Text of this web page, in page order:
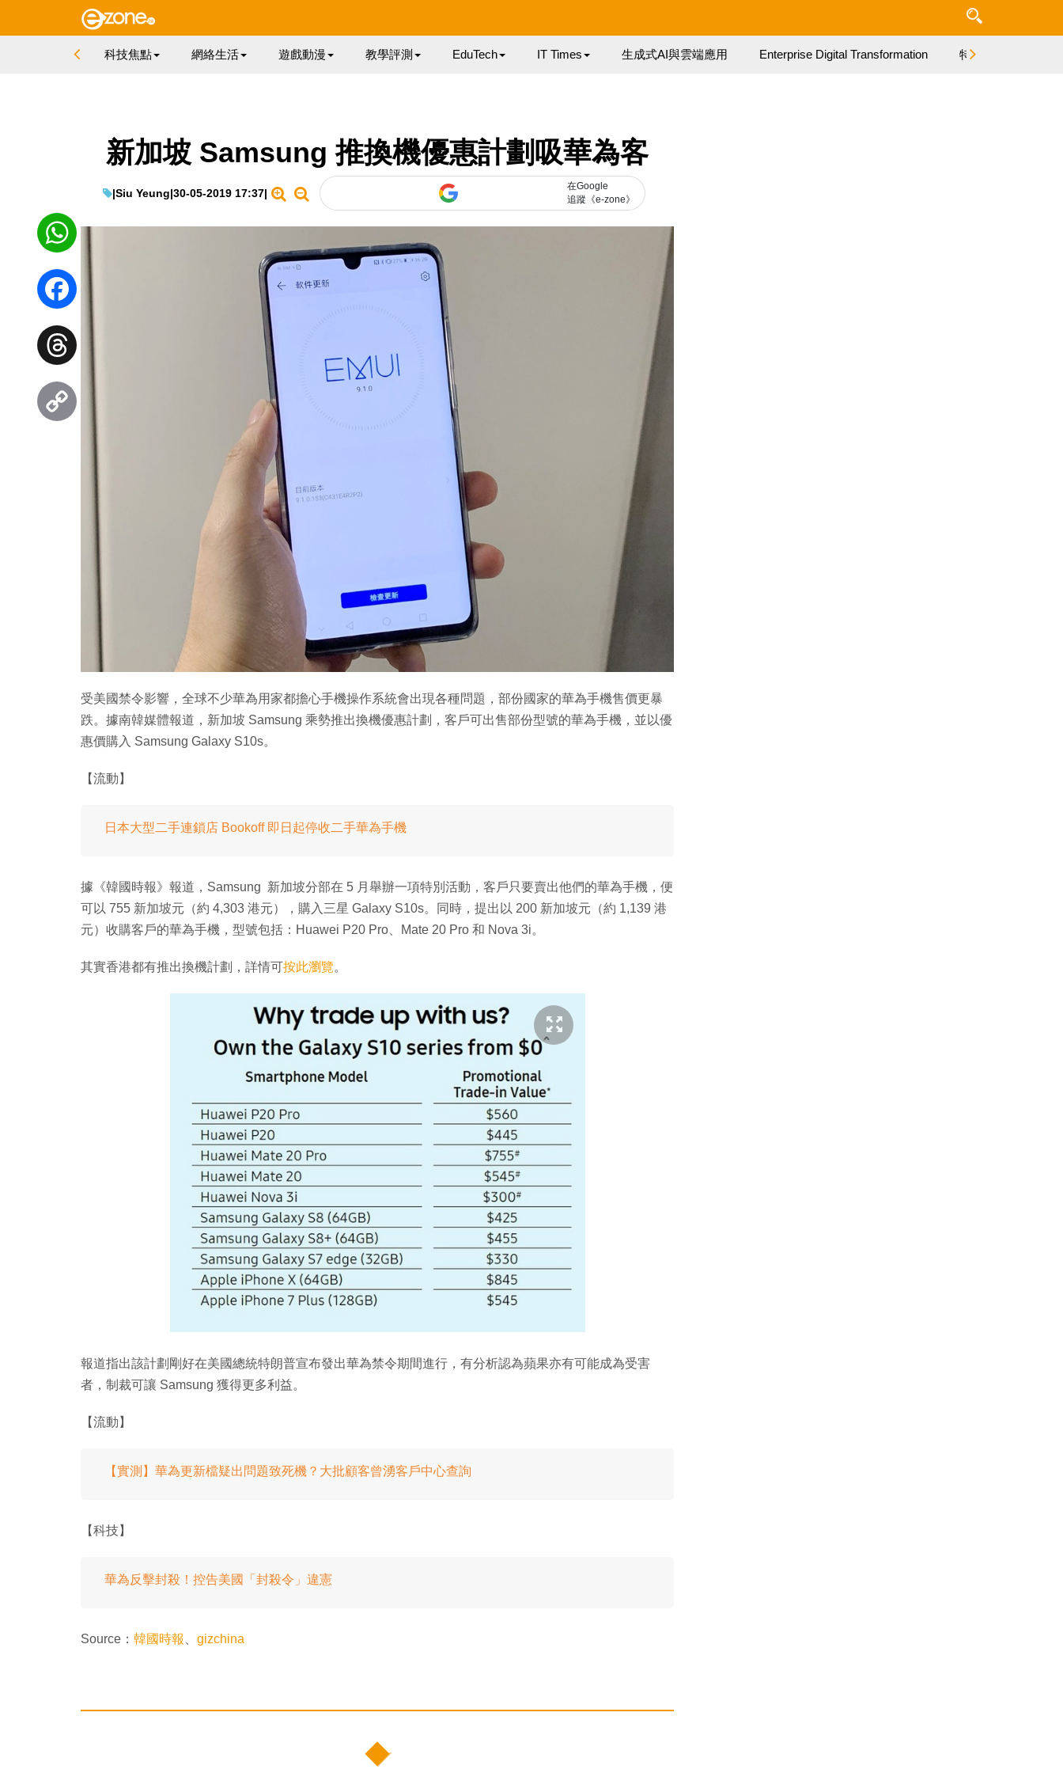
科技焦點 網絡生活 遊戲動漫 教學評測 EduTech IT Times 生成式AI與雲端應用 Enterprise Digital Transformation 特集
新加坡 Samsung 推換機優惠計劃吸華為客
|Siu Yeung|30-05-2019 17:37|
在Google
追蹤《e-zone》
受美國禁令影響，全球不少華為用家都擔心手機操作系統會出現各種問題，部份國家的華為手機售價更暴
跌。據南韓媒體報道，新加坡 Samsung 乘勢推出換機優惠計劃，客戶可出售部份型號的華為手機，並以優
惠價購入 Samsung Galaxy S10s。
【流動】
日本大型二手連鎖店 Bookoff 即日起停收二手華為手機
據《韓國時報》報道，Samsung 新加坡分部在 5 月舉辦一項特別活動，客戶只要賣出他們的華為手機，便
可以 755 新加坡元（約 4,303 港元），購入三星 Galaxy S10s。同時，提出以 200 新加坡元（約 1,139 港
元）收購客戶的華為手機，型號包括：Huawei P20 Pro、Mate 20 Pro 和 Nova 3i。
其實香港都有推出換機計劃，詳情可按此瀏覽。
報道指出該計劃剛好在美國總統特朗普宣布發出華為禁令期間進行，有分析認為蘋果亦有可能成為受害
者，制裁可讓 Samsung 獲得更多利益。
【流動】
【實測】華為更新檔疑出問題致死機？大批顧客曾湧客戶中心查詢
【科技】
華為反擊封殺！控告美國「封殺令」違憲
Source： 韓國時報 gizchina
WhatsApp
Facebook
Threads